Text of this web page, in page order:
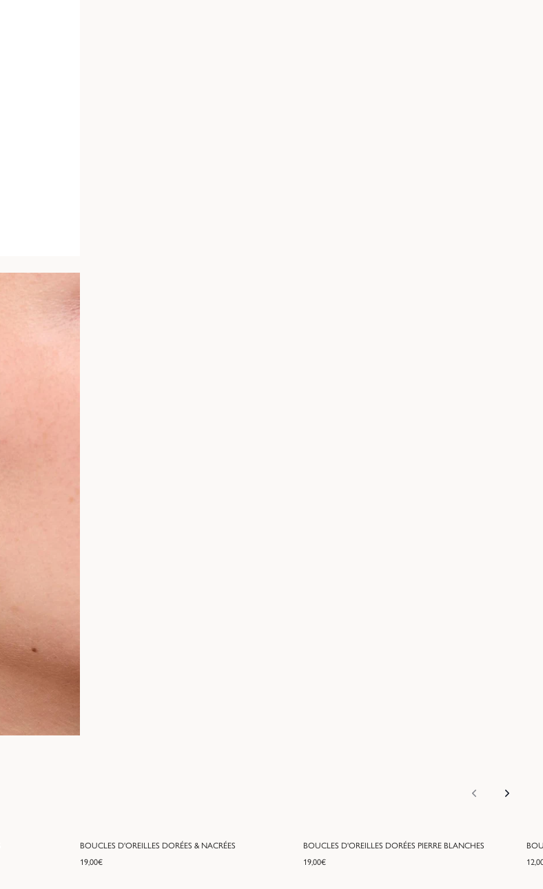
BOUCLES D'OREILLES DORÉES & NACRÉES
19,00€
BOUCLES D'OREILLES DORÉES PIERRE BLANCHES
19,00€